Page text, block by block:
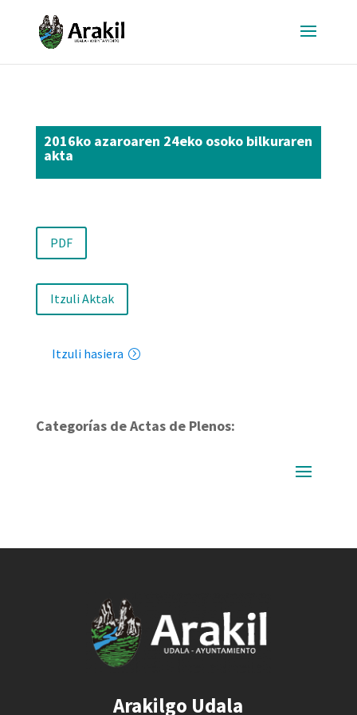
2016ko azaroaren 24eko osoko bilkuraren
akta
PDF
Itzuli Aktak
Itzuli hasiera
Categorías de Actas de Plenos:
Arakilgo Udala